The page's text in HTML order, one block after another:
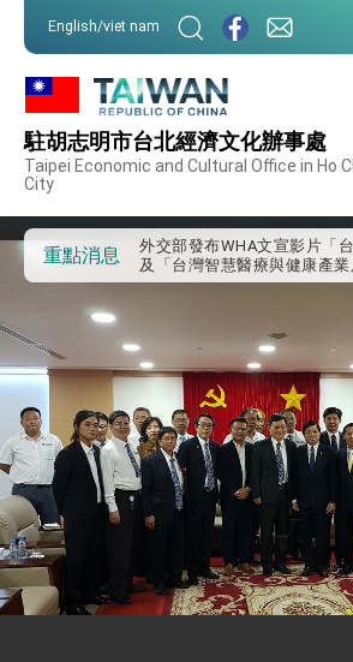
English/viet nam
駐胡志明市台北經濟文化辦事處
Taipei Economic and Cultural Office in Ho
City
重點消息
外交部重要言論
我國政府將在美國亞利桑納州
事處」，進一步深化台美交流
經驗為亞太醫療照護發展開
外交部發布WHA文宣影片「
及「台灣智慧醫療與健康產
世界展現台灣守護全球健康
走向世界 盼與理念相近國
堅定走向世界 賴總統抵達史
訪問
總統與五院院長新春茶敘 盼
國家邁出合作第一步
總統農曆春節談話
台美貿易協議完成簽署達成6
性突破 總統強調將以3大面
升級 籲請立院全力支持並盡
臺美簽署「對等貿易協定」
疊加 我輸美2072項產品豁免
總統接受「法新社」（AFP）